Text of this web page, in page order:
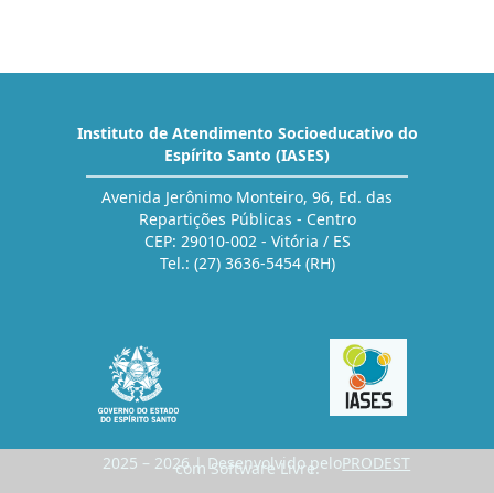
Instituto de Atendimento Socioeducativo do
Espírito Santo (IASES)
Avenida Jerônimo Monteiro, 96, Ed. das
Repartições Públicas - Centro
CEP: 29010-002 - Vitória / ES
Tel.: (27) 3636-5454 (RH)
2025 – 2026 | Desenvolvido peloPRODEST
com Software Livre.